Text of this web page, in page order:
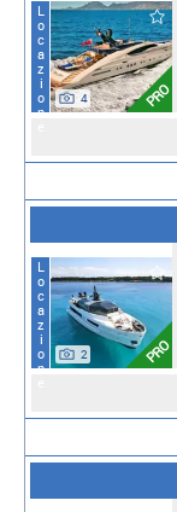
Locazione PRO
4
Locazione PRO
2